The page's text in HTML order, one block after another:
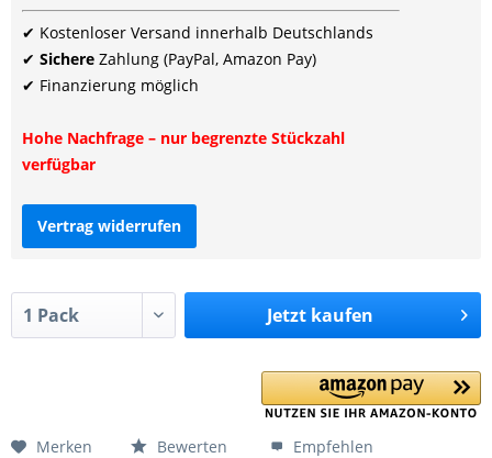
✔ Kostenloser Versand innerhalb Deutschlands
✔ Sichere Zahlung (PayPal, Amazon Pay)
✔ Finanzierung möglich
Hohe Nachfrage – nur begrenzte Stückzahl
verfügbar
Vertrag widerrufen
Jetzt kaufen
Merken Bewerten Empfehlen